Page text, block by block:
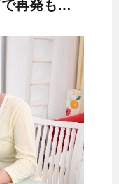
で再発も…